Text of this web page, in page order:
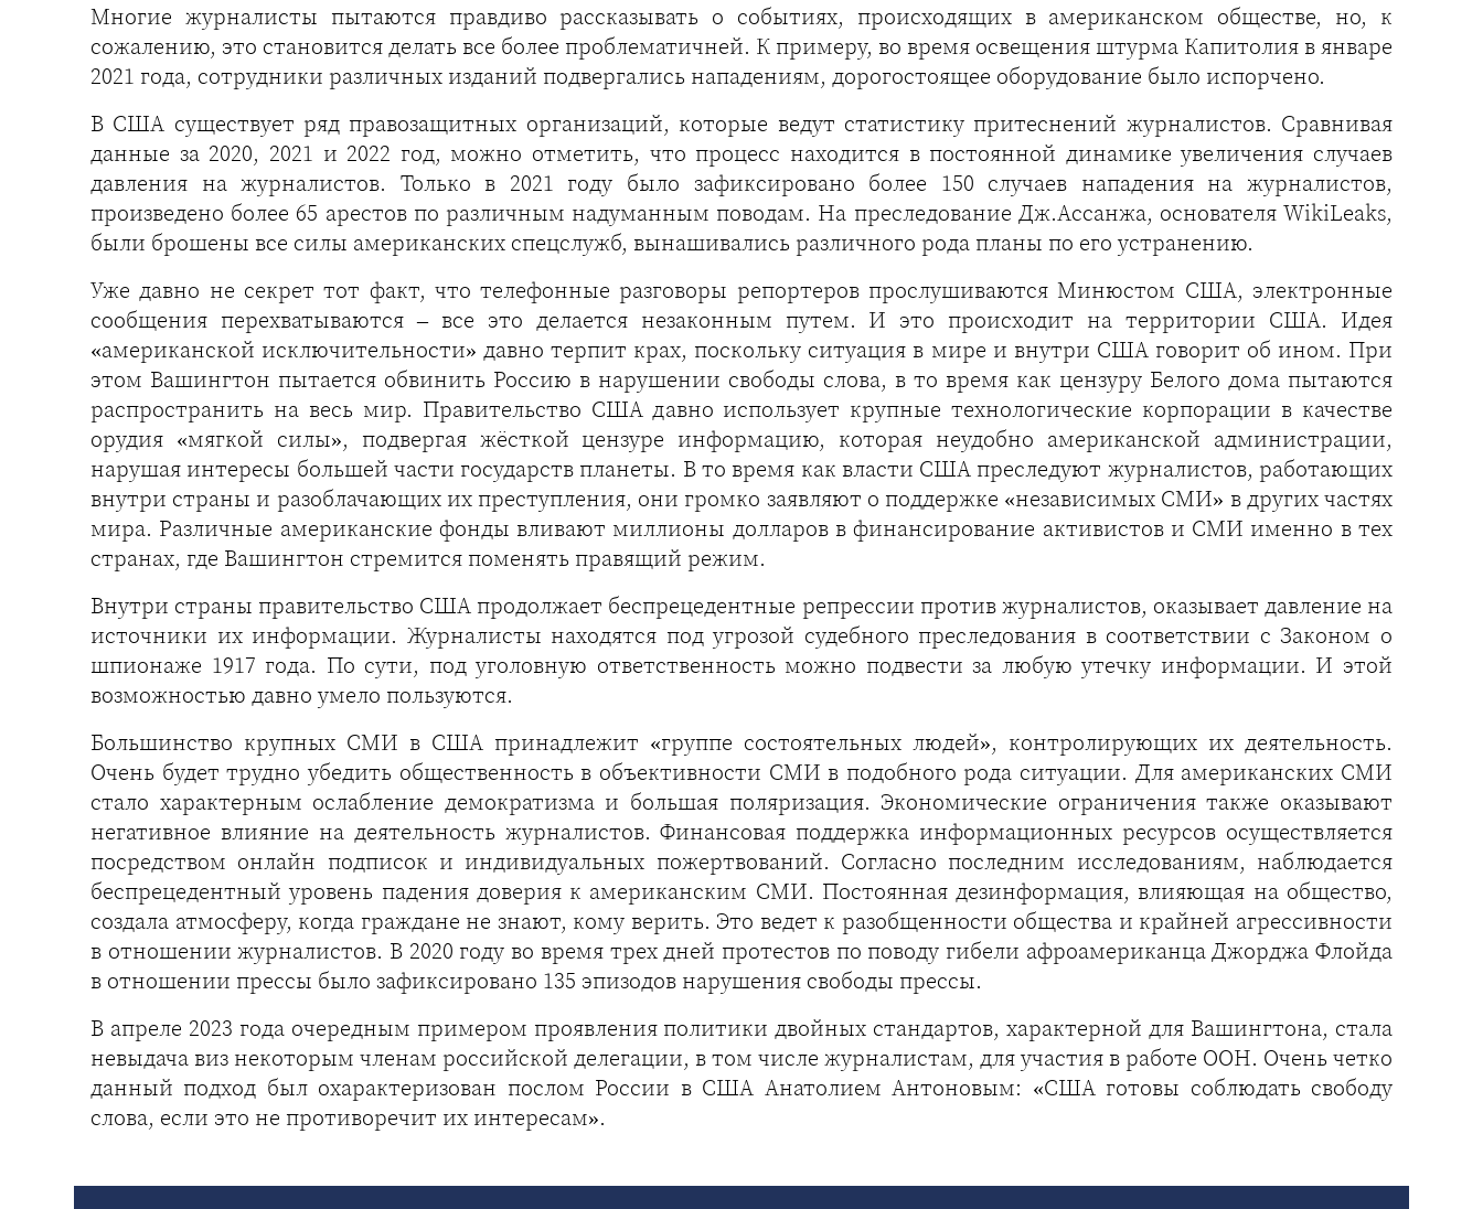
Многие журналисты пытаются правдиво рассказывать о событиях, происходящих в американском обществе, но, к
сожалению, это становится делать все более проблематичней. К примеру, во время освещения штурма Капитолия в январе
2021 года, сотрудники различных изданий подвергались нападениям, дорогостоящее оборудование было испорчено.
В США существует ряд правозащитных организаций, которые ведут статистику притеснений журналистов. Сравнивая
данные за 2020, 2021 и 2022 год, можно отметить, что процесс находится в постоянной динамике увеличения случаев
давления на журналистов. Только в 2021 году было зафиксировано более 150 случаев нападения на журналистов,
произведено более 65 арестов по различным надуманным поводам. На преследование Дж.Ассанжа, основателя WikiLeaks,
были брошены все силы американских спецслужб, вынашивались различного рода планы по его устранению.
Уже давно не секрет тот факт, что телефонные разговоры репортеров прослушиваются Минюстом США, электронные
сообщения перехватываются – все это делается незаконным путем. И это происходит на территории США. Идея
«американской исключительности» давно терпит крах, поскольку ситуация в мире и внутри США говорит об ином. При
этом Вашингтон пытается обвинить Россию в нарушении свободы слова, в то время как цензуру Белого дома пытаются
распространить на весь мир. Правительство США давно использует крупные технологические корпорации в качестве
орудия «мягкой силы», подвергая жёсткой цензуре информацию, которая неудобно американской администрации,
нарушая интересы большей части государств планеты. В то время как власти США преследуют журналистов, работающих
внутри страны и разоблачающих их преступления, они громко заявляют о поддержке «независимых СМИ» в других частях
мира. Различные американские фонды вливают миллионы долларов в финансирование активистов и СМИ именно в тех
странах, где Вашингтон стремится поменять правящий режим.
Внутри страны правительство США продолжает беспрецедентные репрессии против журналистов, оказывает давление на
источники их информации. Журналисты находятся под угрозой судебного преследования в соответствии с Законом о
шпионаже 1917 года. По сути, под уголовную ответственность можно подвести за любую утечку информации. И этой
возможностью давно умело пользуются.
Большинство крупных СМИ в США принадлежит «группе состоятельных людей», контролирующих их деятельность.
Очень будет трудно убедить общественность в объективности СМИ в подобного рода ситуации. Для американских СМИ
стало характерным ослабление демократизма и большая поляризация. Экономические ограничения также оказывают
негативное влияние на деятельность журналистов. Финансовая поддержка информационных ресурсов осуществляется
посредством онлайн подписок и индивидуальных пожертвований. Согласно последним исследованиям, наблюдается
беспрецедентный уровень падения доверия к американским СМИ. Постоянная дезинформация, влияющая на общество,
создала атмосферу, когда граждане не знают, кому верить. Это ведет к разобщенности общества и крайней агрессивности
в отношении журналистов. В 2020 году во время трех дней протестов по поводу гибели афроамериканца Джорджа Флойда
в отношении прессы было зафиксировано 135 эпизодов нарушения свободы прессы.
В апреле 2023 года очередным примером проявления политики двойных стандартов, характерной для Вашингтона, стала
невыдача виз некоторым членам российской делегации, в том числе журналистам, для участия в работе ООН. Очень четко
данный подход был охарактеризован послом России в США Анатолием Антоновым: «США готовы соблюдать свободу
слова, если это не противоречит их интересам».